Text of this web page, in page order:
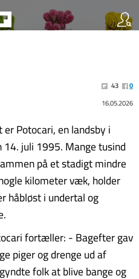
43
0
16.05.2026
Potocari, en landsby i
juli 1995. Mange tusind
på et stadigt mindre
kilometer væk, holder
håbløst i undertal og
fortæller: - Bagefter gav
piger og drenge ud af
folk at blive bange og